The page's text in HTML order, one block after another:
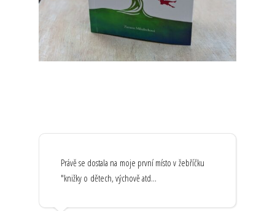
Právě se dostala na moje první místo v žebříčku
"knižky o dětech, výchově atd...